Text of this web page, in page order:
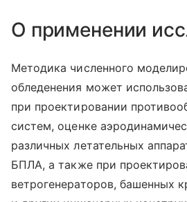
О применении
Методика численного
обледенения может
при проектировании
систем, оценке
различных летательных
БПЛА, а также при
ветрогенераторов, башенных